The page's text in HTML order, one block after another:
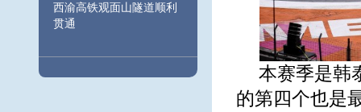
西渝高铁观面山隧道顺利
贯通
本赛季是韩
的第四个也是